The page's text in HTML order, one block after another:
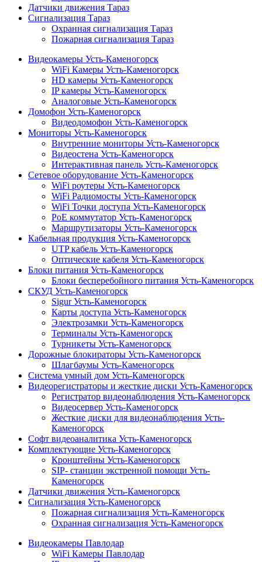
Датчики движения Тараз
Сигнализация Тараз
Охранная сигнализация Тараз
Пожарная сигнализация Тараз
Видеокамеры Усть-Каменогорск
WiFi Камеры Усть-Каменогорск
HD камеры Усть-Каменогорск
IP камеры Усть-Каменогорск
Аналоговые Усть-Каменогорск
Домофон Усть-Каменогорск
Видеодомофон Усть-Каменогорск
Мониторы Усть-Каменогорск
Внутренние мониторы Усть-Каменогорск
Видеостена Усть-Каменогорск
Интерактивная панель Усть-Каменогорск
Сетевое оборудование Усть-Каменогорск
WiFi роутеры Усть-Каменогорск
WiFi Радиомосты Усть-Каменогорск
WiFi Точки доступа Усть-Каменогорск
PoE коммутатор Усть-Каменогорск
Маршрутизаторы Усть-Каменогорск
Кабельная продукция Усть-Каменогорск
UTP кабель Усть-Каменогорск
Оптические кабеля Усть-Каменогорск
Блоки питания Усть-Каменогорск
Блоки бесперебойного питания Усть-Каменогорск
СКУД Усть-Каменогорск
Sigur Усть-Каменогорск
Карты доступа Усть-Каменогорск
Электрозамки Усть-Каменогорск
Терминалы Усть-Каменогорск
Турникеты Усть-Каменогорск
Дорожные блокираторы Усть-Каменогорск
Шлагбаумы Усть-Каменогорск
Система умный дом Усть-Каменогорск
Видеорегистраторы и жесткие диски Усть-Каменогорск
Регистратор видеонаблюдения Усть-Каменогорск
Видеосервер Усть-Каменогорск
Жесткие диски для видеонаблюдения Усть-
Каменогорск
Софт видеоаналитика Усть-Каменогорск
Комплектующие Усть-Каменогорск
Кронштейны Усть-Каменогорск
SIP- станции экстренной помощи Усть-
Каменогорск
Датчики движения Усть-Каменогорск
Сигнализация Усть-Каменогорск
Пожарная сигнализация Усть-Каменогорск
Охранная сигнализация Усть-Каменогорск
Видеокамеры Павлодар
WiFi Камеры Павлодар